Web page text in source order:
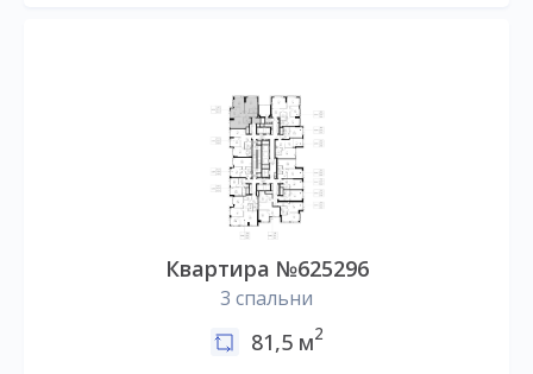
Квартира №625296
3 спальни
81,5 м2